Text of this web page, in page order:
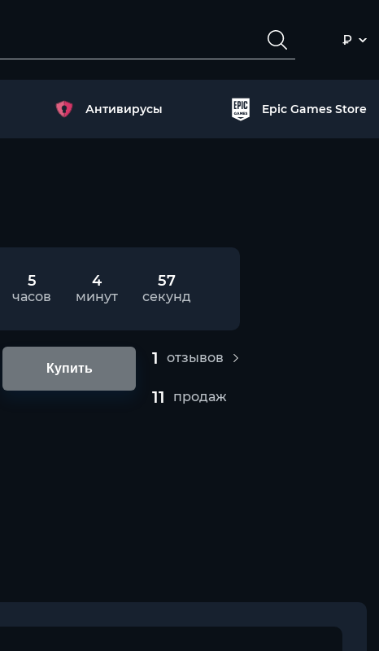
₽
Антивирусы Epic Games Store
5
часов
4
минут
56
секунд
Купить
1 отзывов
11 продаж